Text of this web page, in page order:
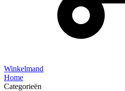
Winkelmand
Home
Categorieën